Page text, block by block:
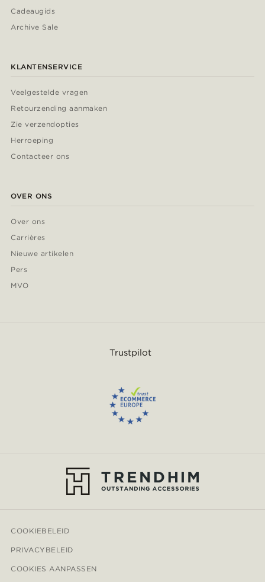
Cadeaugids
Archive Sale
KLANTENSERVICE
Veelgestelde vragen
Retourzending aanmaken
Zie verzendopties
Herroeping
Contacteer ons
OVER ONS
Over ons
Carrières
Nieuwe artikelen
Pers
MVO
Trustpilot
COOKIEBELEID
PRIVACYBELEID
COOKIES AANPASSEN